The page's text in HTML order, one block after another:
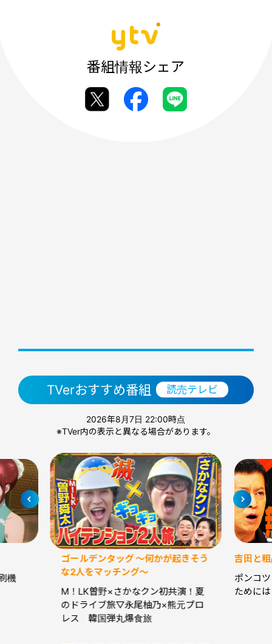
番組情報シェア
TVerおすすめ番組 読売テレビ
2026年8月7日 22:00時点
※TVer内の表示と異なる場合があります。
機
ゴールデンタッグ ～何かが起きそう
な2人をマッチング～
M！LK曽野×さかなクン初共演！夏
のドライブ旅▽永尾柚乃×熊元プロ
レス 韓国弾丸爆食旅
吉田と
ポンコ
ために